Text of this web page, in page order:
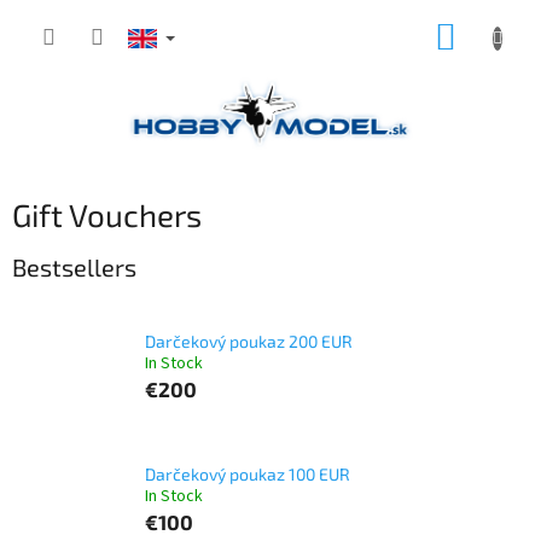
Gift Vouchers
Bestsellers
Darčekový poukaz 200 EUR
In Stock
€200
Darčekový poukaz 100 EUR
In Stock
€100